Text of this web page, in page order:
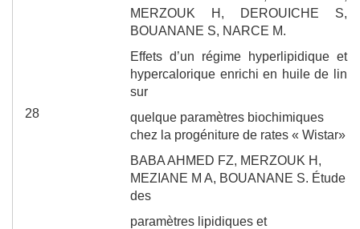
28
MERZOUK H, DEROUICHE S,
BOUANANE S, NARCE M.
Effets d’un régime hyperlipidique et
hypercalorique enrichi en huile de lin
sur
quelque paramètres biochimiques
chez la progéniture de rates « Wistar»
BABA AHMED FZ, MERZOUK H,
MEZIANE M A, BOUANANE S. Étude
des
paramètres lipidiques et